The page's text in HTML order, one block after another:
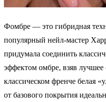
Фомбре — это гибридная
популярный нейл-мастер
придумала соединить
эффектом омбре, взяв
классическом френче белая
от базового покрытия